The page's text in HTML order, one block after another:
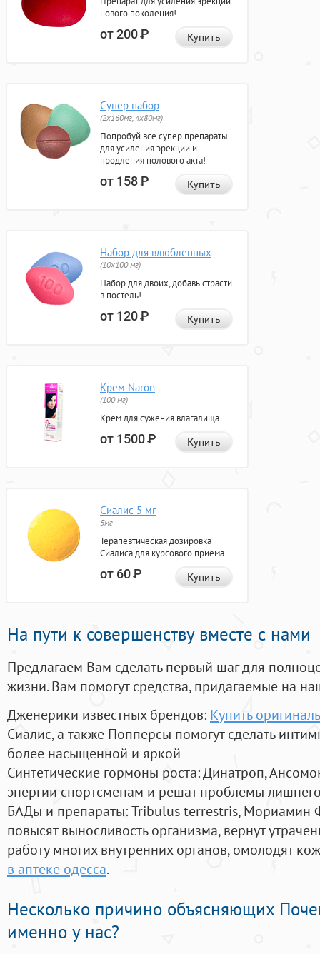
нового поколения!
от 200Р Купить
Супер набор
(2х160мг, 4х80мг)
Попробуй все супер препараты
для усиления эрекции и
продления полового акта!
от 158Р Купить
Набор для влюбленных
(10х100 мг)
Набор для двоих, добавь страсти
в постель!
от 120Р Купить
Крем Naron
(100 мг)
Крем для сужения влагалища
от 1500Р Купить
Сиалис 5 мг
5мг
Терапевтическая дозировка
Сиалиса для курсового приема
от 60Р Купить
На пути к совершенству вместе с нами
Предлагаем Вам сделать первый шаг для
жизни. Вам помогут средства, придагаемые на
Дженерики известных брендов: Купить
Сиалис, а также Попперсы помогут сделать
более насыщенной и яркой
Синтетические гормоны роста: Динатроп,
энергии спортсменам и решат проблемы
БАДы и препараты:Tribulus terrestris, Мориамин
повысят выносливость организма, вернут
работу многих внутренних органов, омолодят
в аптеке одесса.
Несколько причино объясняющих
именно у нас?